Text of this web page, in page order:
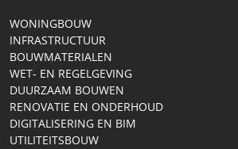
WONINGBOUW
INFRASTRUCTUUR
BOUWMATERIALEN
WET- EN REGELGEVING
DUURZAAM BOUWEN
RENOVATIE EN ONDERHOUD
DIGITALISERING EN BIM
UTILITEITSBOUW